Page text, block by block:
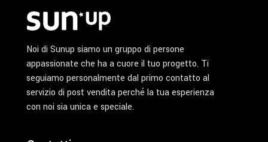
Noi di Sunup siamo un gruppo di persone
appassionate che ha a cuore il tuo progetto. Ti
seguiamo personalmente dal primo contatto al
servizio di post vendita perché la tua esperienza
con noi sia unica e speciale.